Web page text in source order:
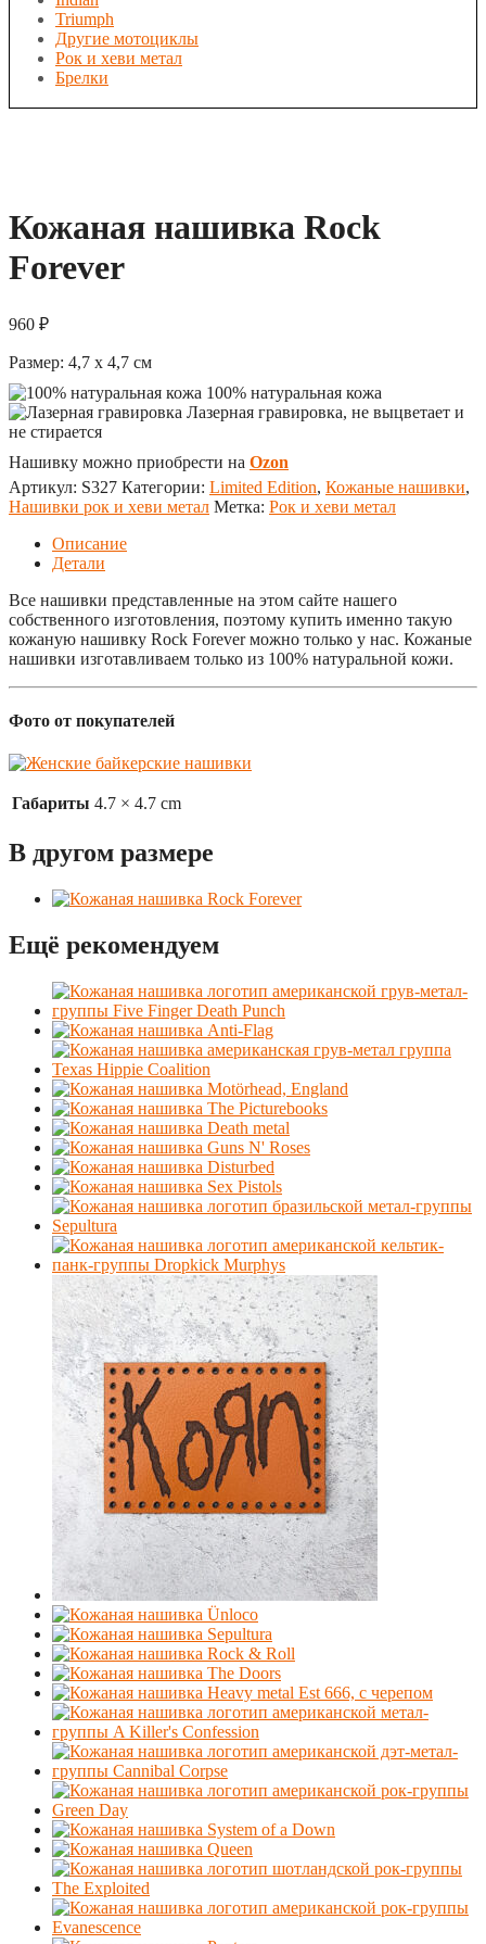
Triumph
Другие мотоциклы
Рок и хеви метал
Брелки
Кожаная нашивка Rock
Forever
960 ₽
Размер: 4,7 x 4,7 см
100% натуральная кожа
Лазерная гравировка, не выцветает и
не стирается
Нашивку можно приобрести на Ozon
Артикул: S327 Категории: Limited Edition, Кожаные нашивки,
Нашивки рок и хеви метал Метка: Рок и хеви метал
Описание
Детали
Все нашивки представленные на этом сайте нашего
собственного изготовления, поэтому купить именно такую
кожаную нашивку Rock Forever можно только у нас. Кожаные
нашивки изготавливаем только из 100% натуральной кожи.
Фото от покупателей
Габариты 4.7 × 4.7 cm
В другом размере
Ещё рекомендуем